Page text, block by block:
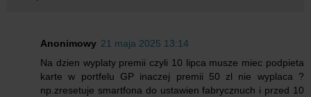
Anonimowy 21 maja 2025 13:14
Na dzien wyplaty premii czyli 10 lipca musze miec podpieta
karte w portfelu GP inaczej premii 50 zl nie wyplaca ?
np.zresetuje smartfona do ustawien fabrycznuch i przed 10